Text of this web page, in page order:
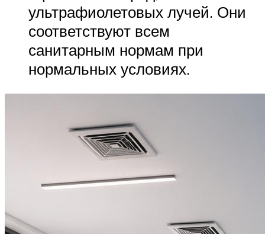
ультрафиолетовых лучей. Они
соответствуют всем
санитарным нормам при
нормальных условиях.